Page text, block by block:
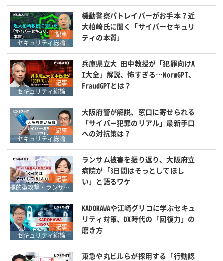
記事
セキュリティ総論
機動警察パトレイバーがお手本？近
大柏崎氏に聞く「サイバーセキュリ
ティの本質」
記事
セキュリティ総論
兵庫県立大 田中教授が「犯罪向けA
I大全」解説、怖すぎる…WormGPT、
FraudGPTとは？
記事
セキュリティ総論
大阪府警が解説、窓口に寄せられる
「サイバー犯罪のリアル」最新手口
への対抗策は？
記事
標的型攻撃・ランサムウェア対策
ランサム被害を振り返り、大阪府立
病院が「3日間はそっとしてほし
い」と語るワケ
記事
セキュリティ総論
KADOKAWAや江崎グリコに学ぶセキュ
リティ対策、DX時代の「回復力」の
磨き方
東急や丸ビルらが採用する「行動認